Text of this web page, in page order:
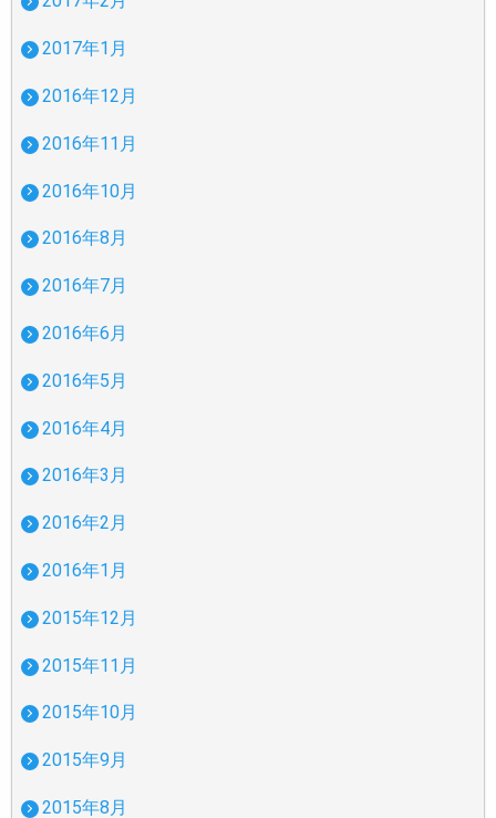
2017年1月
2016年12月
2016年11月
2016年10月
2016年8月
2016年7月
2016年6月
2016年5月
2016年4月
2016年3月
2016年2月
2016年1月
2015年12月
2015年11月
2015年10月
2015年9月
2015年8月